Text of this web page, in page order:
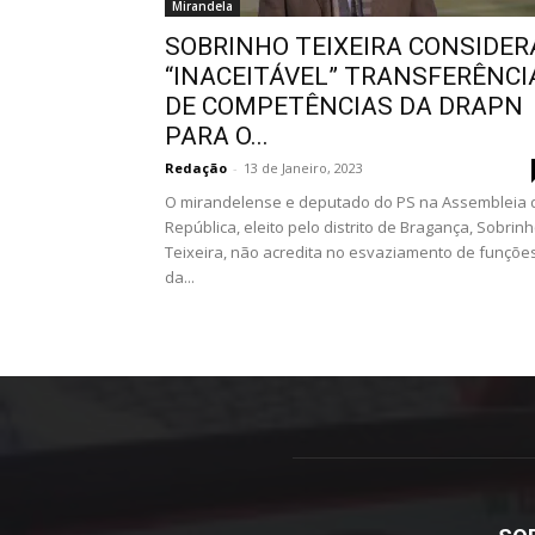
Mirandela
SOBRINHO TEIXEIRA
“INACEITÁVEL”
DE COMPETÊNCIAS DA DRAPN
PARA O...
Redação - 13 de Janeiro, 2023
O mirandelense e deputado do PS na Assembleia
República, eleito pelo distrito de Bragança,
Teixeira, não acredita no esvaziamento de
da...